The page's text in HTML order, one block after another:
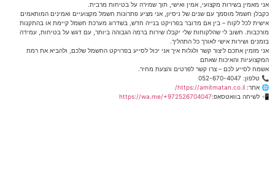
אני מאמין בשירות מקצועי, אמין ואישי, תוך שמירה על בטיחות מרבית.
כקבלן חשמל מוסמך עם שנים של ניסיון, אני מציע פתרונות חשמל מקצועיים ואמינים המותאמים
אישית לכל לקוח – בין אם מדובר בפרויקט בנייה חדש, בשדרוג מערכת חשמל קיימת או בהתקנות
מורכבות. חשוב לי שהלקוחות שלי יקבלו שירות ברמה הגבוהה ביותר, עם דגש על בטיחות, עמידה
בזמנים ושירות אישי לאורך כל התהליך.
אני מזמין אתכם ליצור קשר ולגלות איך אני יכול לסייע בפרויקט החשמל שלכם, ולהביא את רמת
המקצועיות והאיכות שאתם
אשמח לסייע לכם – צרו קשר לפרטים והצעת מחיר.
📞 טלפון: 052-670-4047
🌐 אתר: https://amitmatan.co.il/
📲 לשיחה בוואטסאפ:https://wa.me/+972526704047